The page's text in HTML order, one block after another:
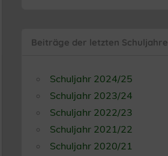
Beiträge der letzten Schuljahre
Schuljahr 2024/25
Schuljahr 2023/24
Schuljahr 2022/23
Schuljahr 2021/22
Schuljahr 2020/21